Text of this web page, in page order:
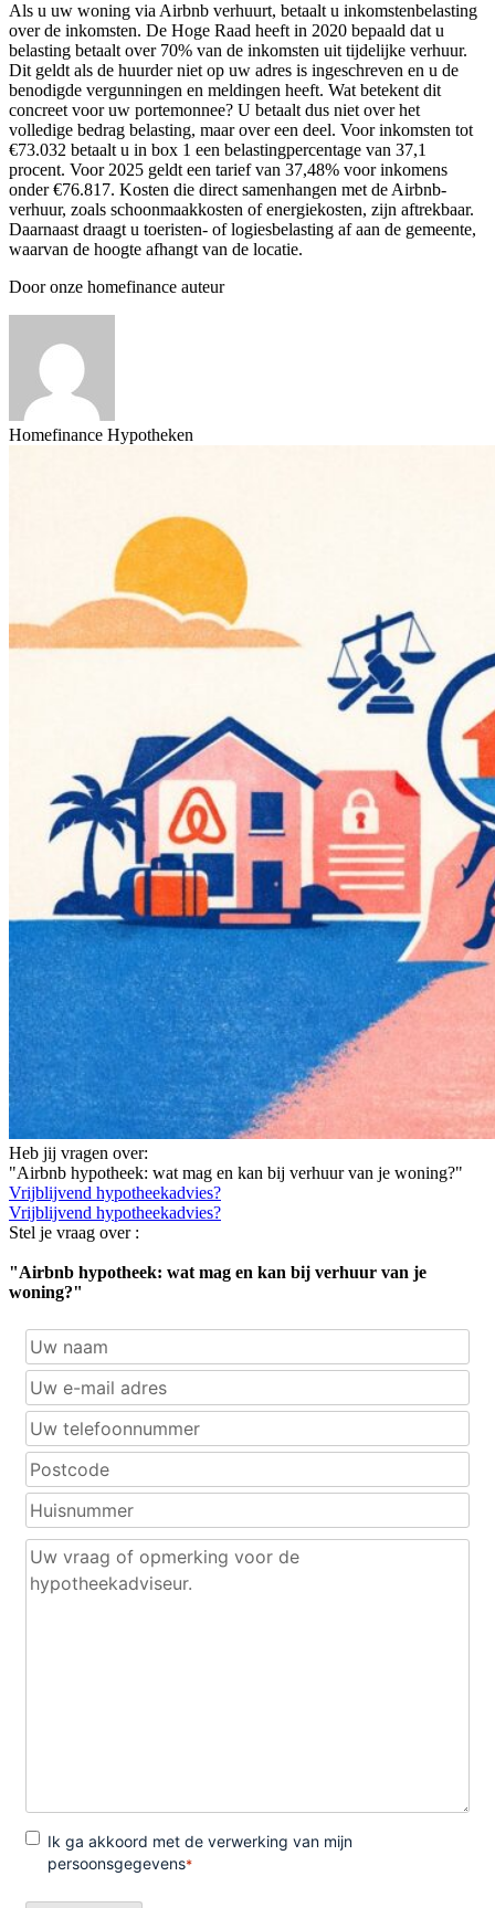
Als u uw woning via Airbnb verhuurt, betaalt u inkomstenbelasting
over de inkomsten. De Hoge Raad heeft in 2020 bepaald dat u
belasting betaalt over 70% van de inkomsten uit tijdelijke verhuur.
Dit geldt als de huurder niet op uw adres is ingeschreven en u de
benodigde vergunningen en meldingen heeft. Wat betekent dit
concreet voor uw portemonnee? U betaalt dus niet over het
volledige bedrag belasting, maar over een deel. Voor inkomsten tot
€73.032 betaalt u in box 1 een belastingpercentage van 37,1
procent. Voor 2025 geldt een tarief van 37,48% voor inkomens
onder €76.817. Kosten die direct samenhangen met de Airbnb-
verhuur, zoals schoonmaakkosten of energiekosten, zijn aftrekbaar.
Daarnaast draagt u toeristen- of logiesbelasting af aan de gemeente,
waarvan de hoogte afhangt van de locatie.
Door onze homefinance auteur
Homefinance Hypotheken
Heb jij vragen over:
"Airbnb hypotheek: wat mag en kan bij verhuur van je woning?"
Vrijblijvend hypotheekadvies?
Vrijblijvend hypotheekadvies?
Stel je vraag over :
"Airbnb hypotheek: wat mag en kan bij verhuur van je
woning?"